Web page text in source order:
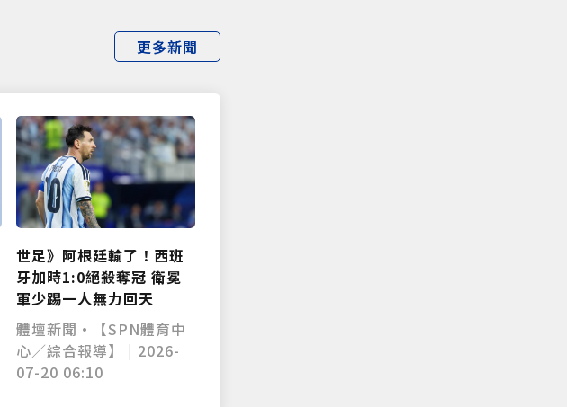
更多新聞
世足》阿根廷輸了！西班
牙加時1:0絕殺奪冠 衛冕
軍少踢一人無力回天
體壇新聞•【SPN體育中
心／綜合報導】 | 2026-
07-20 06:10